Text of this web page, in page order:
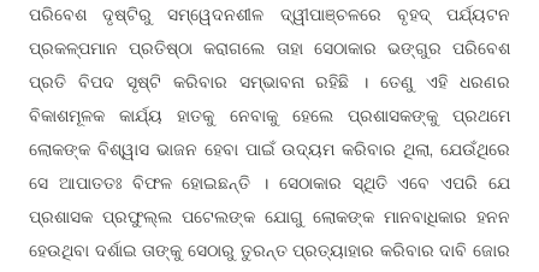
ପରିବେଶ ଦୃଷ୍ଟିରୁ ସମ୍ୱେଦନଶୀଳ ଦ୍ୱୀପାଞ୍ଚଳରେ ବୃହଦ୍ ପର୍ଯ୍ୟଟନ
ପ୍ରକଳ୍ପମାନ ପ୍ରତିଷ୍ଠା କରାଗଲେ ତାହା ସେଠାକାର ଭଙ୍ଗୁର ପରିବେଶ
ପ୍ରତି ବିପଦ ସୃଷ୍ଟି କରିବାର ସମ୍ଭାବନା ରହିଛି । ତେଣୁ ଏହି ଧରଣର
ବିକାଶମୂଳକ କାର୍ଯ୍ୟ ହାତକୁ ନେବାକୁ ହେଲେ ପ୍ରଶାସକଙ୍କୁ ପ୍ରଥମେ
ଲୋକଙ୍କ ବିଶ୍ୱାସ ଭାଜନ ହେବା ପାଇଁ ଉଦ୍ୟମ କରିବାର ଥିଲା, ଯେଉଁଥିରେ
ସେ ଆପାତତଃ ବିଫଳ ହୋଇଛନ୍ତି । ସେଠାକାର ସ୍ଥିତି ଏବେ ଏପରି ଯେ
ପ୍ରଶାସକ ପ୍ରଫୁଲ୍ଲ ପଟେଲଙ୍କ ଯୋଗୁ ଲୋକଙ୍କ ମାନବାଧିକାର ହନନ
ହେଉଥିବା ଦର୍ଶାଇ ତାଙ୍କୁ ସେଠାରୁ ତୁରନ୍ତ ପ୍ରତ୍ୟାହାର କରିବାର ଦାବି ଜୋର